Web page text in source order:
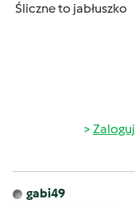
Śliczne to jabłuszko
Zaloguj
gabi49